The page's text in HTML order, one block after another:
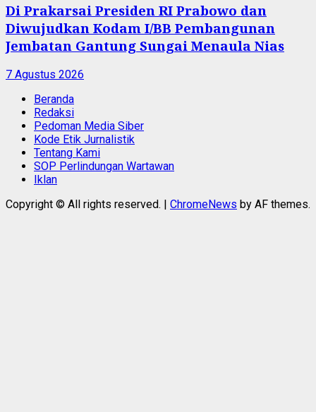
Di Prakarsai Presiden RI Prabowo dan
Diwujudkan Kodam I/BB Pembangunan
Jembatan Gantung Sungai Menaula Nias
7 Agustus 2026
Beranda
Redaksi
Pedoman Media Siber
Kode Etik Jurnalistik
Tentang Kami
SOP Perlindungan Wartawan
Iklan
Copyright © All rights reserved. | ChromeNews by AF themes.